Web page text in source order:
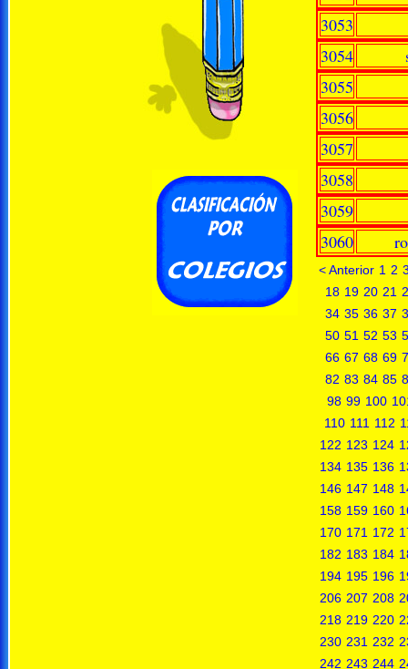
3053
3054
3055
3056
3057
3058
3059
3060
< Anterior 1 2
18 19 20 21
34 35 36 37
50 51 52 53
66 67 68 69
82 83 84 85
98 99 100
110 111 112
122 123 124
134 135 136
146 147 148
158 159 160
170 171 172
182 183 184
194 195 196
206 207 208
218 219 220
230 231 232
242 243 244